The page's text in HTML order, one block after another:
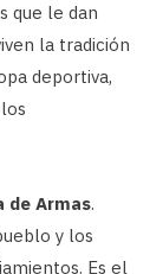
que le dan
la tradición
deportiva,
de Armas.
y los
Es el